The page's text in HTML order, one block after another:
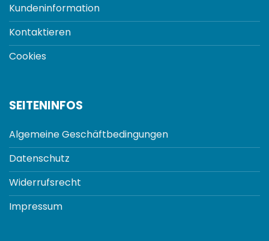
Kundeninformation
Kontaktieren
Cookies
SEITENINFOS
Algemeine Geschäftbedingungen
Datenschutz
Widerrufsrecht
Impressum